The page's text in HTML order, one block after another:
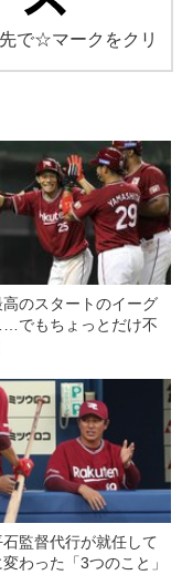
先で☆マークをクリ
のスタートのイーグ
でもちょっとだけ不
監督代行が就任して
わった「3つのこと」